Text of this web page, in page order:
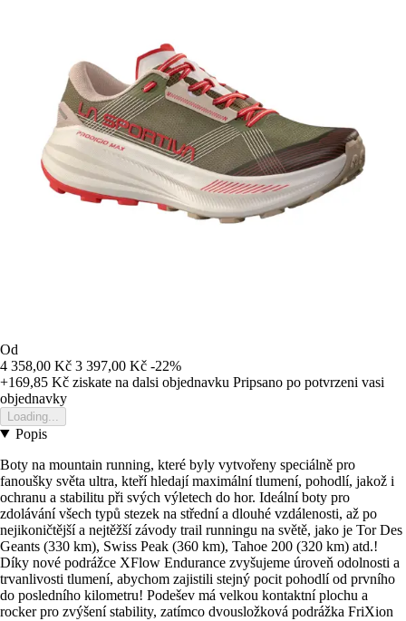
Od
4 358,00 Kč 3 397,00 Kč -22%
+169,85 Kč ziskate na dalsi objednavku Pripsano po potvrzeni vasi
objednavky
Loading...
Popis
Boty na mountain running, které byly vytvořeny speciálně pro
fanoušky světa ultra, kteří hledají maximální tlumení, pohodlí, jakož i
ochranu a stabilitu při svých výletech do hor. Ideální boty pro
zdolávání všech typů stezek na střední a dlouhé vzdálenosti, až po
nejikoničtější a nejtěžší závody trail runningu na světě, jako je Tor Des
Geants (330 km), Swiss Peak (360 km), Tahoe 200 (320 km) atd.!
Díky nové podrážce XFlow Endurance zvyšujeme úroveň odolnosti a
trvanlivosti tlumení, abychom zajistili stejný pocit pohodlí od prvního
do posledního kilometru! Podešev má velkou kontaktní plochu a
rocker pro zvýšení stability, zatímco dvousložková podrážka FriXion